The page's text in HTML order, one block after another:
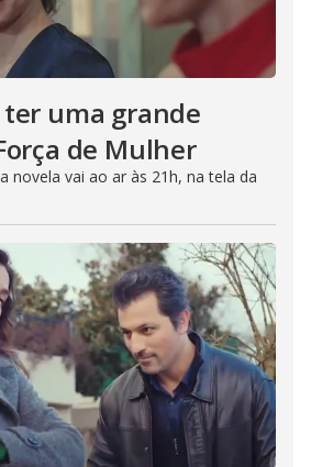
uma grande
de Mulher
novela vai ao ar às 21h, na tela da